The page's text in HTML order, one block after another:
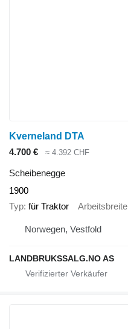
Kverneland DTA
4.700 €
≈ 4.392 CHF
Scheibenegge
1900
Typ für Traktor Arbeitsbreite
Norwegen, Vestfold
LANDBRUKSSALG.NO AS